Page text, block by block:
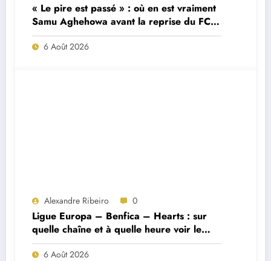
« Le pire est passé » : où en est vraiment
Samu Aghehowa avant la reprise du FC
Porto ?
6 Août 2026
Alexandre Ribeiro 0
Ligue Europa – Benfica – Hearts : sur
quelle chaîne et à quelle heure voir le
match ?
6 Août 2026